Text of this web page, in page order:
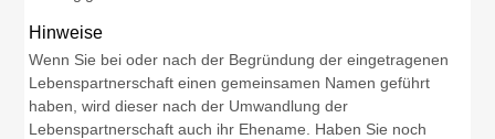
Hinweise
Wenn Sie bei oder nach der Begründung der eingetragenen
Lebenspartnerschaft einen gemeinsamen Namen geführt
haben, wird dieser nach der Umwandlung der
Lebenspartnerschaft auch ihr Ehename. Haben Sie noch